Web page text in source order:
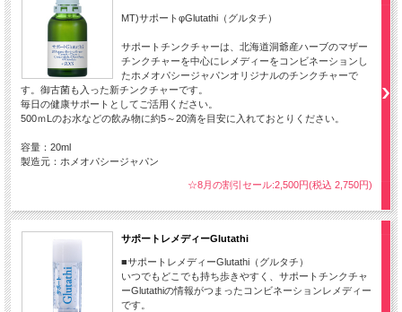
MT)サポートφGlutathi（グルタチ）
サポートチンクチャーは、北海道洞爺産ハーブのマザー
チンクチャーを中心にレメディーをコンビネーションし
たホメオパシージャパンオリジナルのチンクチャーで
す。御古菌も入った新チンクチャーです。
毎日の健康サポートとしてご活用ください。
500ｍLのお水などの飲み物に約5～20滴を目安に入れておとりください。
容量：20ml
製造元：ホメオパシージャパン
☆8月の割引セール:2,500円(税込 2,750円)
サポートレメディーGlutathi
■サポートレメディーGlutathi（グルタチ）
いつでもどこでも持ち歩きやすく、サポートチンクチャ
ーGlutathiの情報がつまったコンビネーションレメディー
です。